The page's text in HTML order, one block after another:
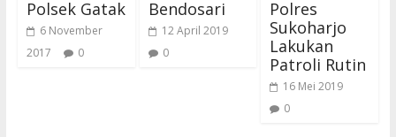
Polsek Gatak
6 November
2017
0
Bendosari
12 April 2019
0
Polres
Sukoharjo
Lakukan
Patroli Rutin
16 Mei 2019
0